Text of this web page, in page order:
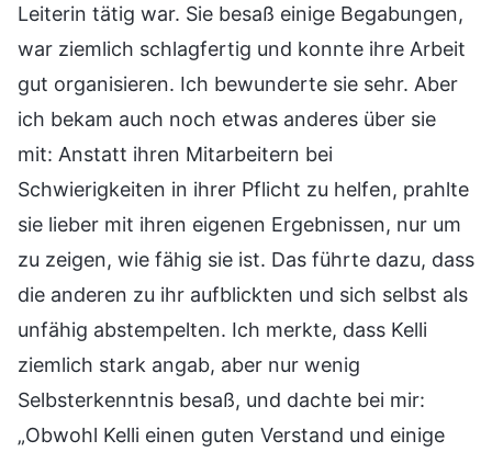
Leiterin tätig war. Sie besaß einige Begabungen,
war ziemlich schlagfertig und konnte ihre Arbeit
gut organisieren. Ich bewunderte sie sehr. Aber
ich bekam auch noch etwas anderes über sie
mit: Anstatt ihren Mitarbeitern bei
Schwierigkeiten in ihrer Pflicht zu helfen, prahlte
sie lieber mit ihren eigenen Ergebnissen, nur um
zu zeigen, wie fähig sie ist. Das führte dazu, dass
die anderen zu ihr aufblickten und sich selbst als
unfähig abstempelten. Ich merkte, dass Kelli
ziemlich stark angab, aber nur wenig
Selbsterkenntnis besaß, und dachte bei mir:
„Obwohl Kelli einen guten Verstand und einige